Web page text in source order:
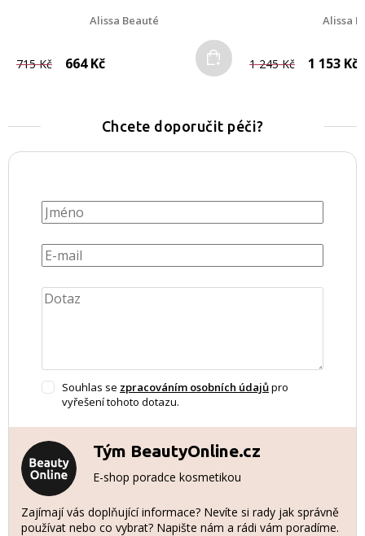
Alissa Beauté
715 Kč 664 Kč Do košíku
Alissa
1 245 Kč 1 153 Kč
Chcete doporučit péči?
Souhlas se zpracováním osobních údajůpro
vyřešení tohoto dotazu.
Tým BeautyOnline.cz
E-shop poradce kosmetikou
Zajímají vás doplňující informace? Nevíte si rady jak správně
používat nebo co vybrat? Napište nám a rádi vám poradíme.